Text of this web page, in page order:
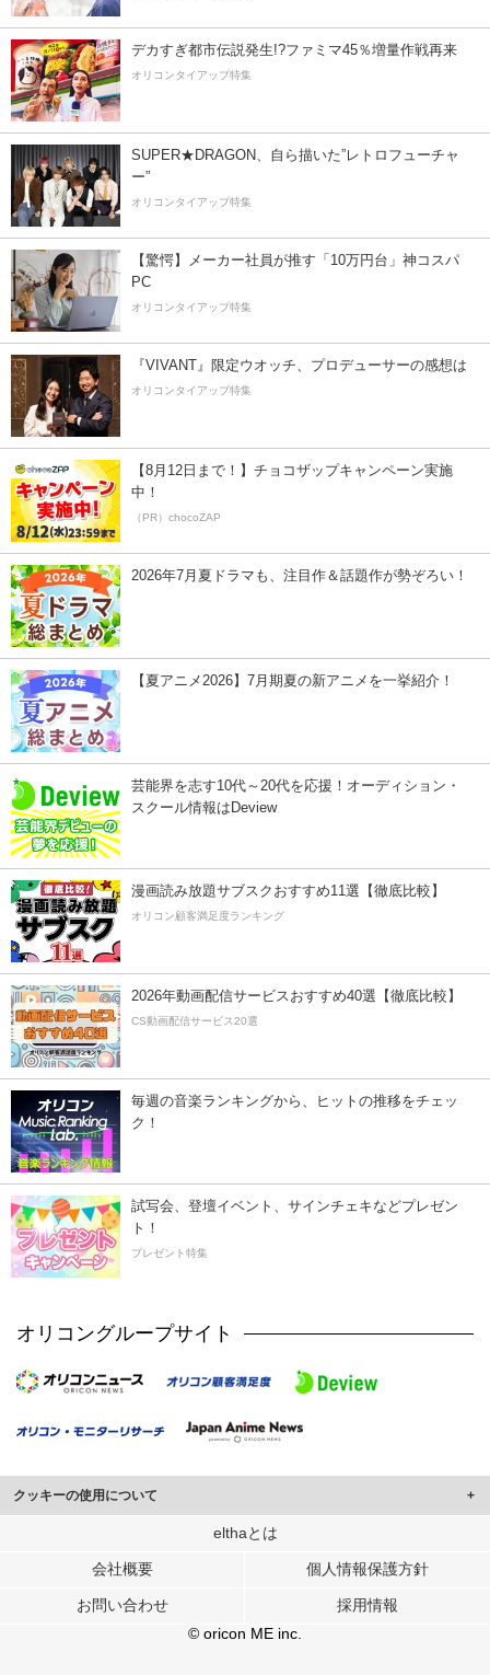
デカすぎ都市伝説発生!?ファミマ45％増量作戦再来
オリコンタイアップ特集
SUPER★DRAGON、自ら描いた”レトロフューチャ
ー”
オリコンタイアップ特集
【驚愕】メーカー社員が推す「10万円台」神コスパ
PC
オリコンタイアップ特集
『VIVANT』限定ウオッチ、プロデューサーの感想は
オリコンタイアップ特集
【8月12日まで！】チョコザップキャンペーン実施
中！
（PR）chocoZAP
2026年7月夏ドラマも、注目作＆話題作が勢ぞろい！
【夏アニメ2026】7月期夏の新アニメを一挙紹介！
芸能界を志す10代～20代を応援！オーディション・
スクール情報はDeview
漫画読み放題サブスクおすすめ11選【徹底比較】
オリコン顧客満足度ランキング
2026年動画配信サービスおすすめ40選【徹底比較】
CS動画配信サービス20選
毎週の音楽ランキングから、ヒットの推移をチェッ
ク！
試写会、登壇イベント、サインチェキなどプレゼン
ト！
プレゼント特集
オリコングループサイト
クッキーの使用について
このサイトでは Cookie を使用して、ユーザーに合わせたコンテンツや広告の
行っています。
メディアや広告配信、データ解析の各パートナーに提供しています。
各パートナーは、この情報とユーザーが各パートナーに提供した他の情報や、
ユーザーが各パートナーのサービスを使用したときに収集した他の情報を組み
elthaとは
会社概要 個人情報保護方針
お問い合わせ
採用情報
© oricon ME inc.